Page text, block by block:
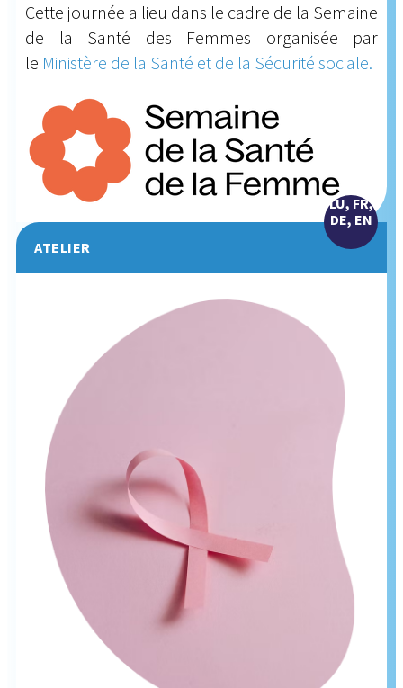
Cette journée a lieu dans le cadre de la Semaine
de la Santé des Femmes organisée par
le Ministère de la Santé et de la Sécurité sociale.
ATELIER
LU, FR,
DE, EN